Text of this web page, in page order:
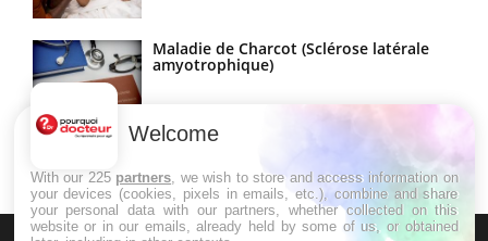
Maladie de Charcot (Sclérose latérale
amyotrophique)
Welcome
With our 225 partners , we wish to store and access information on
your devices (cookies, pixels in emails, etc.), combine and share
your personal data with our partners, whether collected on this
website or in our emails, already held by some of us, or obtained